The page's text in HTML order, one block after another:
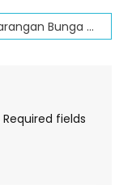
Jual Karangan Bunga Papan di Jalan Setiabudi
Required fields